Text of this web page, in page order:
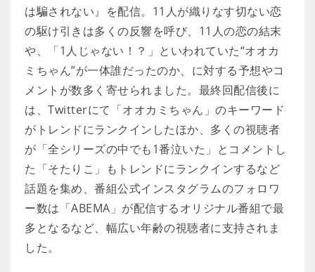
は騙されない』を配信。11人が織りなす切ない恋
の駆け引きは多くの反響を呼び、11人の恋の結末
や、「1人じゃない！？」といわれていた“オオカ
ミちゃん”が一体誰だったのか、に対する予想やコ
メントが数多く寄せられました。最終回配信後に
は、Twitterにて「オオカミちゃん」のキーワード
がトレンドにランクインしたほか、多くの視聴者
が「全シリーズの中でも1番泣いた」とコメントし
た「そたりこ」もトレンドにランクインするなど
話題を集め、番組公式インスタグラムのフォロワ
ー数は「ABEMA」が配信するオリジナル番組で最
多となるなど、幅広い年齢の視聴者に支持されま
した。